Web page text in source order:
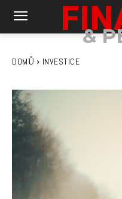
&
DOMŮ INVESTICE